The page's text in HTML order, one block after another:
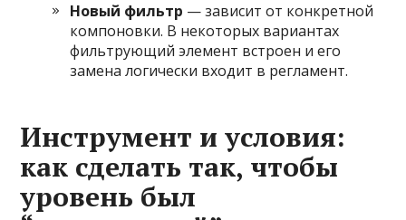
Новый фильтр — зависит от конкретной
компоновки. В некоторых вариантах
фильтрующий элемент встроен и его
замена логически входит в регламент.
Инструмент и условия:
как сделать так, чтобы
уровень был